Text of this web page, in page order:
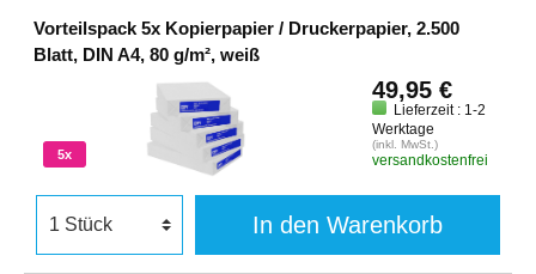
Vorteilspack 5x Kopierpapier / Druckerpapier, 2.500
Blatt, DIN A4, 80 g/m², weiß
5x
49,95 €
Lieferzeit : 1-2
Werktage
(inkl. MwSt.)
versandkostenfrei
In den Warenkorb